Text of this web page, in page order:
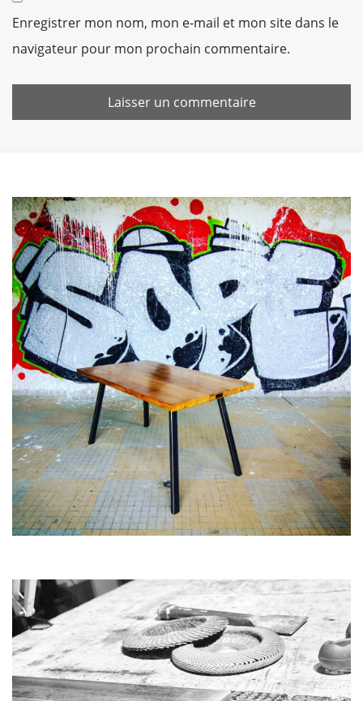
Enregistrer mon nom, mon e-mail et mon site dans le
navigateur pour mon prochain commentaire.